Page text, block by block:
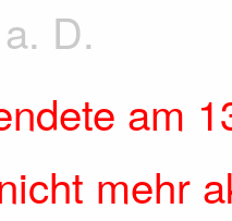
D.
am
mehr